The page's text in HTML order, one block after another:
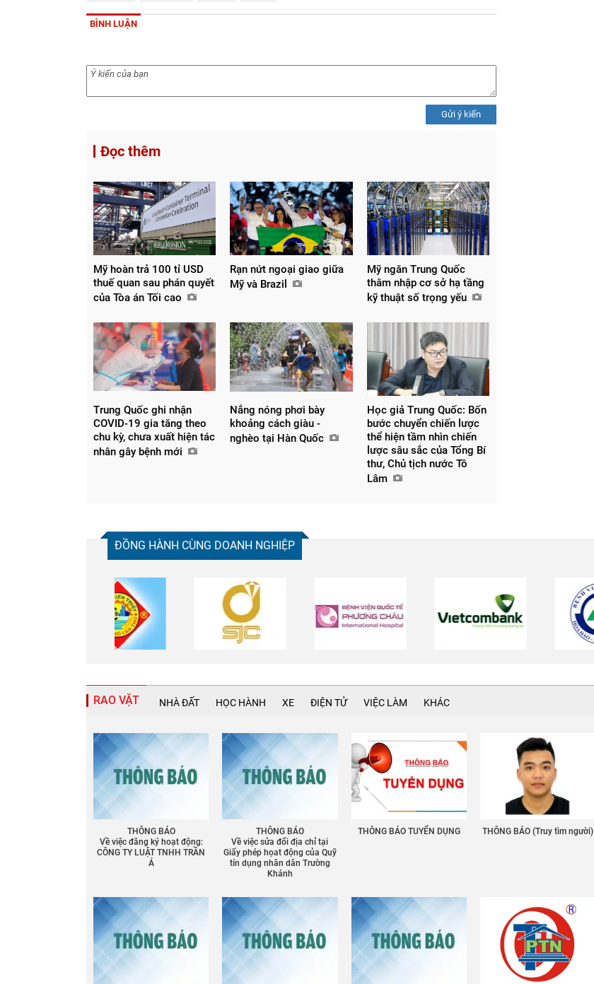
BÌNH LUẬN
Gửi ý kiến
Đọc thêm
Mỹ hoàn trả 100 tỉ USD
thuế quan sau phán quyết
của Tòa án Tối cao
Rạn nứt ngoại giao giữa
Mỹ và Brazil
Mỹ ngăn Trung Quốc
thâm nhập cơ sở hạ tầng
kỹ thuật số trọng yếu
Trung Quốc ghi nhận
COVID-19 gia tăng theo
chu kỳ, chưa xuất hiện tác
nhân gây bệnh mới
Nắng nóng phơi bày
khoảng cách giàu -
nghèo tại Hàn Quốc
Học giả Trung Quốc: Bốn
bước chuyển chiến lược
thể hiện tầm nhìn chiến
lược sâu sắc của Tổng Bí
thư, Chủ tịch nước Tô
Lâm
ĐỒNG HÀNH CÙNG DOANH NGHIỆP
RAO VẶT NHÀ ĐẤT HỌC HÀNH XE ĐIỆN TỬ VIỆC LÀM KHÁC
THÔNG BÁO
Về việc đăng ký hoạt động:
CÔNG TY LUẬT TNHH TRẦN
Á
THÔNG BÁO
Về việc sửa đổi địa chỉ tại
Giấy phép họat động của Quỹ
tín dụng nhân dân Trường
Khánh
THÔNG BÁO TUYỂN DỤNG THÔNG BÁO (Truy tìm người)